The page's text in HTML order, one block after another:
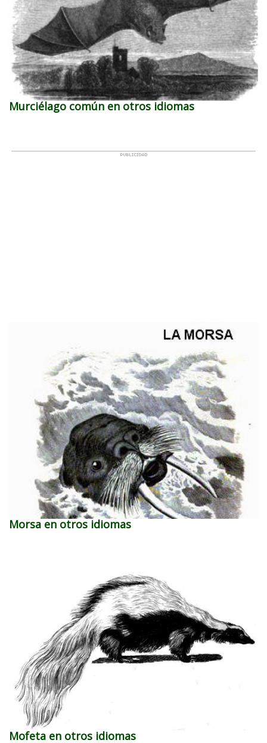
Murciélago común en otros idiomas
Morsa en otros idiomas
Mofeta en otros idiomas